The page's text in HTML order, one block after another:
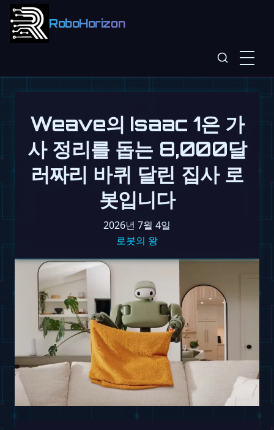
RoboHorizon
Weave의 Isaac 1은 가
사 정리를 돕는 8,000달
러짜리 바퀴 달린 집사 로
봇입니다
2026년 7월 4일
로봇의 왕